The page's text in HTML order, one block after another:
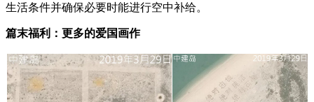
生活条件并确保必要时能进行空中补给。
篇末福利：更多的爱国画作